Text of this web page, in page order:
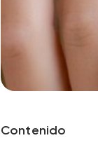
Contenido